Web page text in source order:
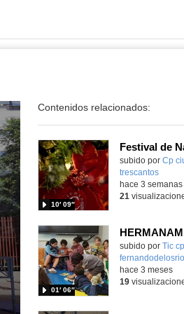
Contenidos relacionados:
subido por Cp
trescantos
10′ 09″
-
hace 3 semanas
21
Contenido
subido por Tic cp
01′ 06″
hace 3 meses
19